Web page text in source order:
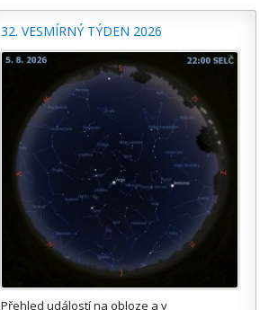
32. VESMÍRNÝ TÝDEN 2026
Přehled událostí na obloze a v